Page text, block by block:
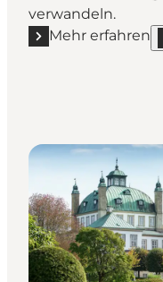
verwandeln.
Mehr erfahren
Mehr erfahren